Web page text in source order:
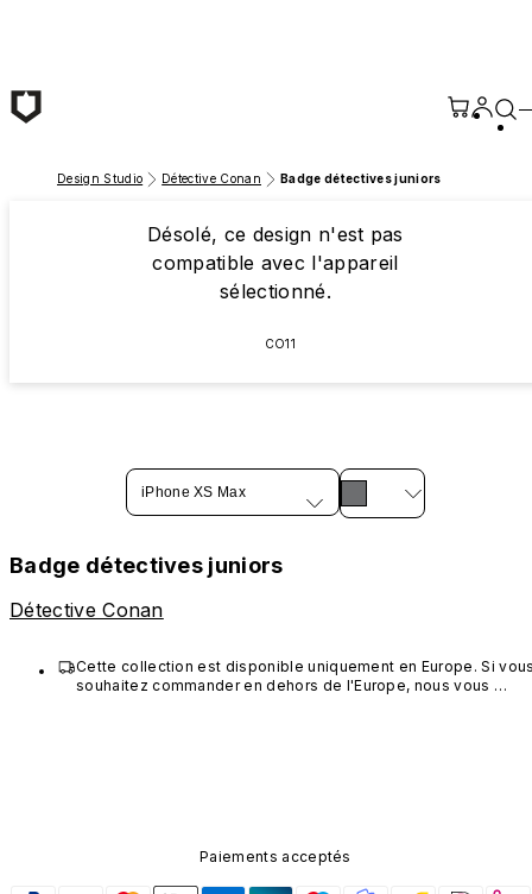
Design Studio Détective Conan Badge détectives juniors
Désolé, ce design n'est pas
compatible avec l'appareil
sélectionné.
CO11
iPhone XS Max
Badge détectives juniors
Détective Conan
Cette collection est disponible uniquement en Europe. Si
souhaitez commander en dehors de l'Europe, nous vous
Paiements acceptés